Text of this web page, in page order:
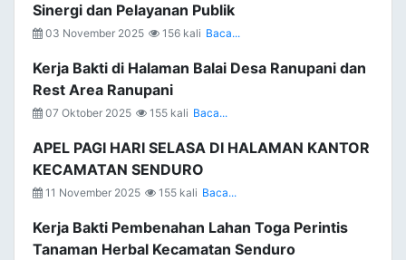
Sinergi dan Pelayanan Publik
03 November 2025 156 kali Baca...
Kerja Bakti di Halaman Balai Desa Ranupani dan
Rest Area Ranupani
07 Oktober 2025 155 kali Baca...
APEL PAGI HARI SELASA DI HALAMAN KANTOR
KECAMATAN SENDURO
11 November 2025 155 kali Baca...
Kerja Bakti Pembenahan Lahan Toga Perintis
Tanaman Herbal Kecamatan Senduro